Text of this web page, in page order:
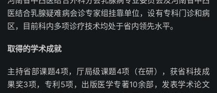
医结合乳腺疑难病会诊专家组挂靠单位，设有专科门诊和病
区，目前科内多项诊疗技术均处于省内领先水平。
取得的学术成就
主持省部课题4项，厅局级课题4项（在研），获省科技成
果奖3项，专利5项，出版医学专著10余部，发表学术论文